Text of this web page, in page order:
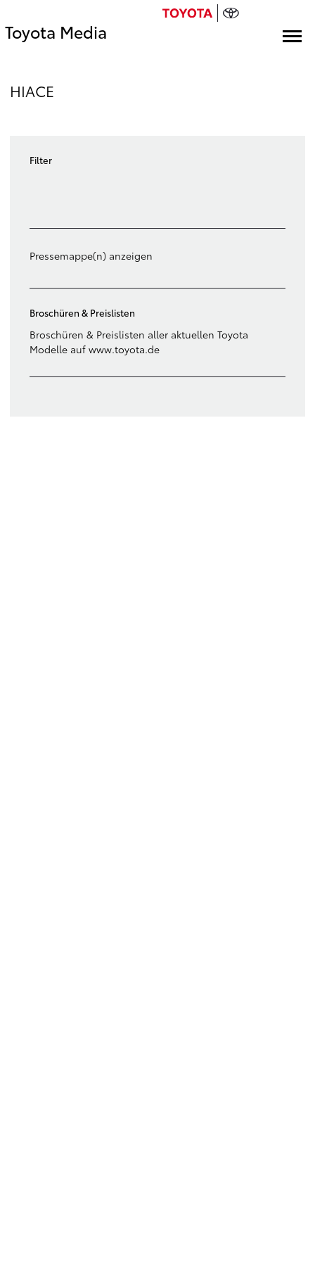
Toyota Media
HIACE
Filter
Pressemappe(n) anzeigen
Broschüren & Preislisten
Broschüren & Preislisten aller aktuellen Toyota
Modelle auf www.toyota.de